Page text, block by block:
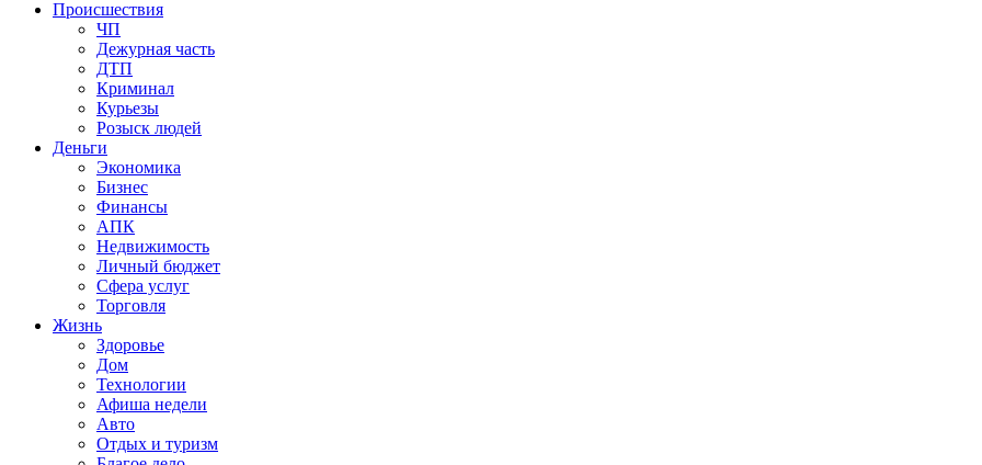
Происшествия
ЧП
Дежурная часть
ДТП
Криминал
Курьезы
Розыск людей
Деньги
Экономика
Бизнес
Финансы
АПК
Недвижимость
Личный бюджет
Сфера услуг
Торговля
Жизнь
Здоровье
Дом
Технологии
Афиша недели
Авто
Отдых и туризм